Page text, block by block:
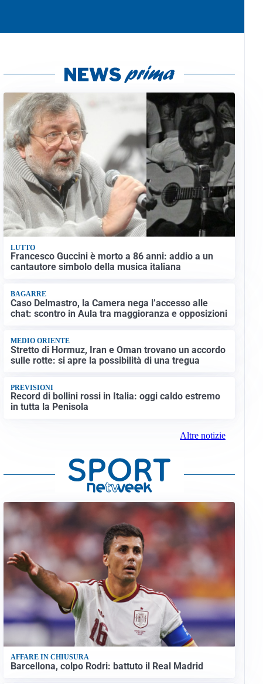
LUTTO
Francesco Guccini è morto a 86 anni: addio a un
cantautore simbolo della musica italiana
BAGARRE
Caso Delmastro, la Camera nega l’accesso alle
chat: scontro in Aula tra maggioranza e opposizioni
MEDIO ORIENTE
Stretto di Hormuz, Iran e Oman trovano un accordo
sulle rotte: si apre la possibilità di una tregua
PREVISIONI
Record di bollini rossi in Italia: oggi caldo estremo
in tutta la Penisola
Altre notizie
AFFARE IN CHIUSURA
Barcellona, colpo Rodri: battuto il Real Madrid